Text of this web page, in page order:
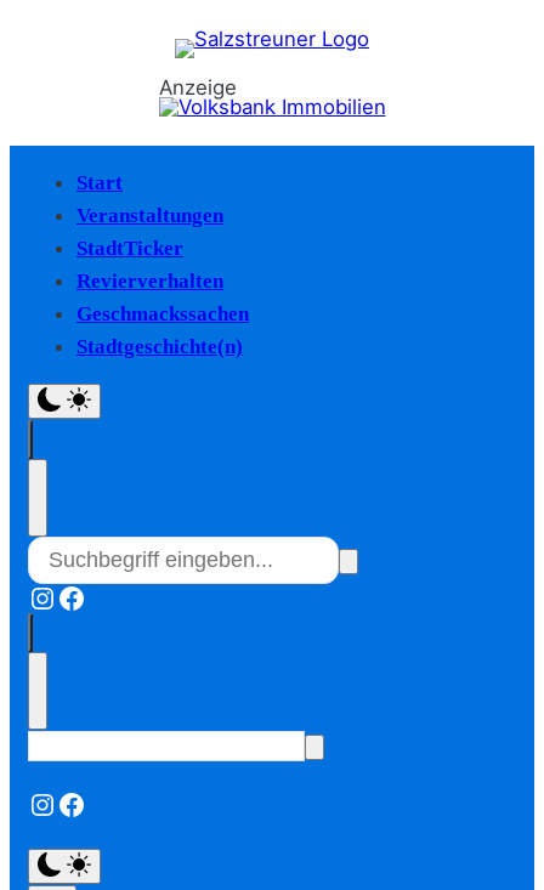
Anzeige
Start
Veranstaltungen
StadtTicker
Revierverhalten
Geschmackssachen
Stadtgeschichte(n)
Instagram
Facebook
Instagram
Facebook